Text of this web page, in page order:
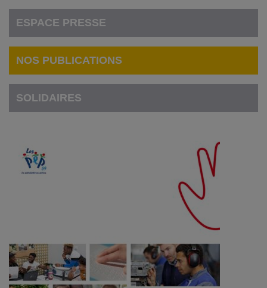
ESPACE PRESSE
NOS PUBLICATIONS
SOLIDAIRES